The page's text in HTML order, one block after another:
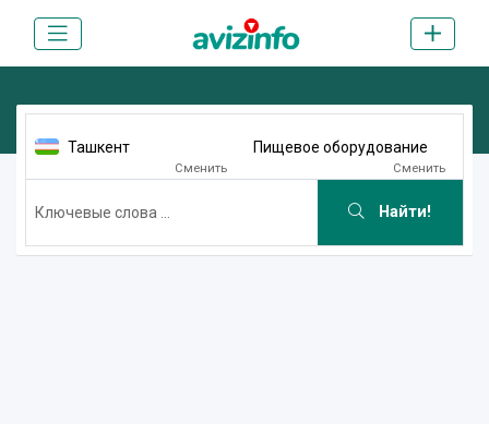
Ташкент
Сменить
Пищевое оборудование
Сменить
Найти!